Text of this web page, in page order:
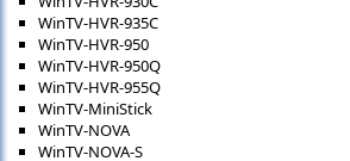
WinTV-HVR-935C
WinTV-HVR-950
WinTV-HVR-950Q
WinTV-HVR-955Q
WinTV-MiniStick
WinTV-NOVA
WinTV-NOVA-S